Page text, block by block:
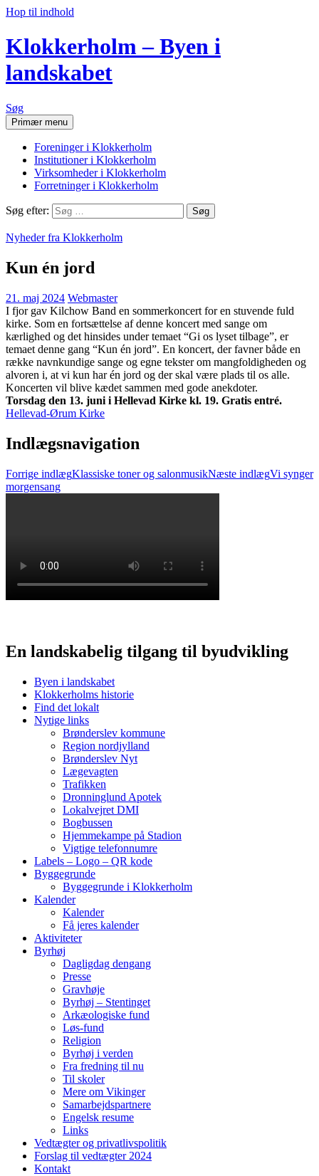
Hop til indhold
Klokkerholm – Byen i
landskabet
Søg
Primær menu
Foreninger i Klokkerholm
Institutioner i Klokkerholm
Virksomheder i Klokkerholm
Forretninger i Klokkerholm
Søg efter:
Nyheder fra Klokkerholm
Kun én jord
21. maj 2024 Webmaster
I fjor gav Kilchow Band en sommerkoncert for en stuvende fuld
kirke. Som en fortsættelse af denne koncert med sange om
kærlighed og det hinsides under temaet “Gi os lyset tilbage”, er
temaet denne gang “Kun én jord”. En koncert, der favner både en
række navnkundige sange og egne tekster om mangfoldigheden og
alvoren i, at vi kun har én jord og der skal være plads til os alle.
Koncerten vil blive kædet sammen med gode anekdoter.
Torsdag den 13. juni i Hellevad Kirke kl. 19. Gratis entré.
Hellevad-Ørum Kirke
Indlægsnavigation
Forrige indlægKlassiske toner og salonmusikNæste indlægVi synger
morgensang
En landskabelig tilgang til byudvikling
Byen i landskabet
Klokkerholms historie
Find det lokalt
Nytige links
Brønderslev kommune
Region nordjylland
Brønderslev Nyt
Lægevagten
Trafikken
Dronninglund Apotek
Lokalvejret DMI
Bogbussen
Hjemmekampe på Stadion
Vigtige telefonnumre
Labels – Logo – QR kode
Byggegrunde
Byggegrunde i Klokkerholm
Kalender
Kalender
Få jeres kalender
Aktiviteter
Byrhøj
Dagligdag dengang
Presse
Gravhøje
Byrhøj – Stentinget
Arkæologiske fund
Løs-fund
Religion
Byrhøj i verden
Fra fredning til nu
Til skoler
Mere om Vikinger
Samarbejdspartnere
Engelsk resume
Links
Vedtægter og privatlivspolitik
Forslag til vedtægter 2024
Kontakt